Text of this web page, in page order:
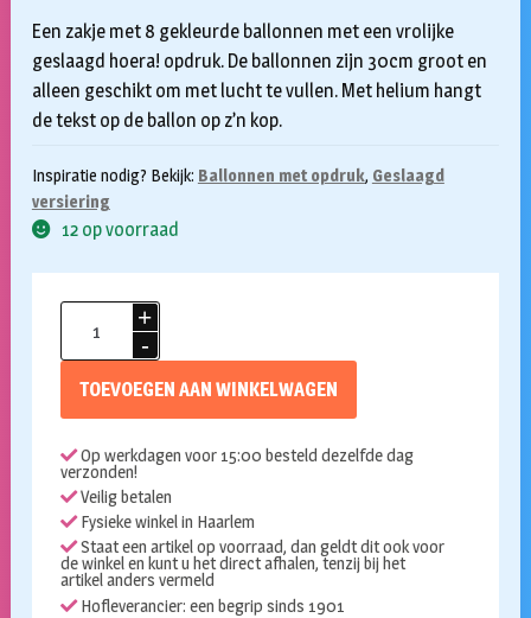
Een zakje met 8 gekleurde ballonnen met een vrolijke
geslaagd hoera! opdruk. De ballonnen zijn 30cm groot en
alleen geschikt om met lucht te vullen. Met helium hangt
de tekst op de ballon op z’n kop.
Inspiratie nodig? Bekijk: Ballonnen met opdruk, Geslaagd
versiering
12 op voorraad
Ballonnen
geslaagd
TOEVOEGEN AAN WINKELWAGEN
Op werkdagen voor 15:00 besteld dezelfde dag
verzonden!
Veilig betalen
Fysieke winkel in Haarlem
Staat een artikel op voorraad, dan geldt dit ook voor
de winkel en kunt u het direct afhalen, tenzij bij het
artikel anders vermeld
Hofleverancier: een begrip sinds 1901